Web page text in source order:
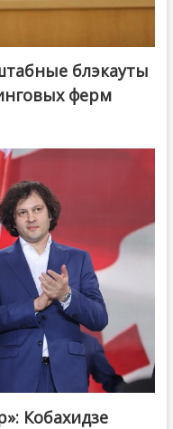
блэкауты
ферм
Кобахидзе